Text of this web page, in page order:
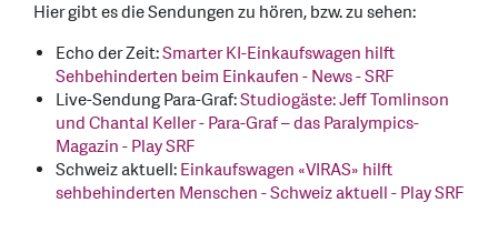
Hier gibt es die Sendungen zu hören, bzw. zu sehen:
Echo der Zeit:Smarter KI-Einkaufswagen hilft
Sehbehinderten beim Einkaufen - News - SRF
Live-Sendung Para-Graf:Studiogäste: Jeff Tomlinson
und Chantal Keller - Para-Graf – das Paralympics-
Magazin - Play SRF
Schweiz aktuell:Einkaufswagen «VIRAS» hilft
sehbehinderten Menschen - Schweiz aktuell - Play SRF